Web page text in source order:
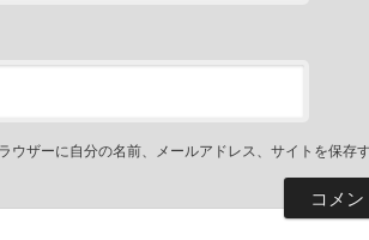
ウザーに自分の名前、メールアドレス、サイトを保存